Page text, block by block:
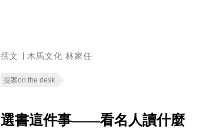
撰文 ∣ 木馬文化 林家任
提案on the desk
選書這件事——看名人讀什麼